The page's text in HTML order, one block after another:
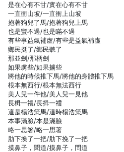
是在心有不甘/實在心有不甘
一直衝山坡/一直衝上山坡
抱著狗兒了馬/抱著狗兒上馬
也是蠻不過/也是瞞不過
有些事益氣補虛/有些是益氣補虛
鄉民挺了/鄉民聽了
那並劍/那柄劍
如果虜些/如果擄些
將他的時候推下馬/將他的身體推下馬
根本無西行/根本無法西行
美人兒一件他/美人兒一見他
長楫一禮/長揖一禮
這是楊浩策馬/這時楊浩策馬
本事滿臉/本是滿臉
略一思箸/略一思著
肋下換了一把/肋下挽了一把
摸鼻子，聞道/摸鼻子，問道